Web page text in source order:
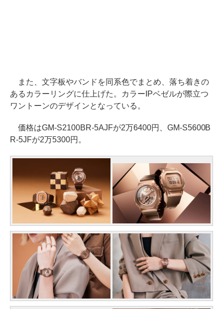
また、文字板やバンドを同系色でまとめ、落ち着きの
あるカラーリングに仕上げた。カラーIPベゼルが際立つ
ワントーンのデザインとなっている。
価格はGM-S2100BR-5AJFが2万6400円、GM-S5600B
R-5JFが2万5300円。